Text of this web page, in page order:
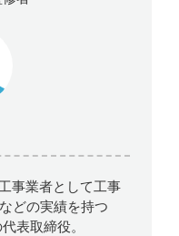
事業者として工事
どの実績を持つ
表取締役。